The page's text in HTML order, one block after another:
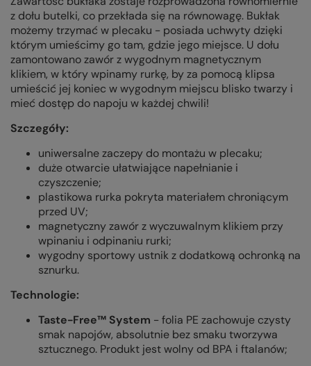
z dołu butelki, co przekłada się na równowagę. Bukłak
możemy trzymać w plecaku - posiada uchwyty dzięki
którym umieścimy go tam, gdzie jego miejsce. U dołu
zamontowano zawór z wygodnym magnetycznym
klikiem, w który wpinamy rurkę, by za pomocą klipsa
umieścić jej koniec w wygodnym miejscu blisko twarzy i
mieć dostęp do napoju w każdej chwili!
Szczegóły:
uniwersalne zaczepy do montażu w plecaku;
duże otwarcie ułatwiające napełnianie i
czyszczenie;
plastikowa rurka pokryta materiałem chroniącym
przed UV;
magnetyczny zawór z wyczuwalnym klikiem przy
wpinaniu i odpinaniu rurki;
wygodny sportowy ustnik z dodatkową ochronką na
sznurku.
Technologie:
Taste-Free™ System - folia PE zachowuje czysty
smak napojów, absolutnie bez smaku tworzywa
sztucznego. Produkt jest wolny od BPA i ftalanów;